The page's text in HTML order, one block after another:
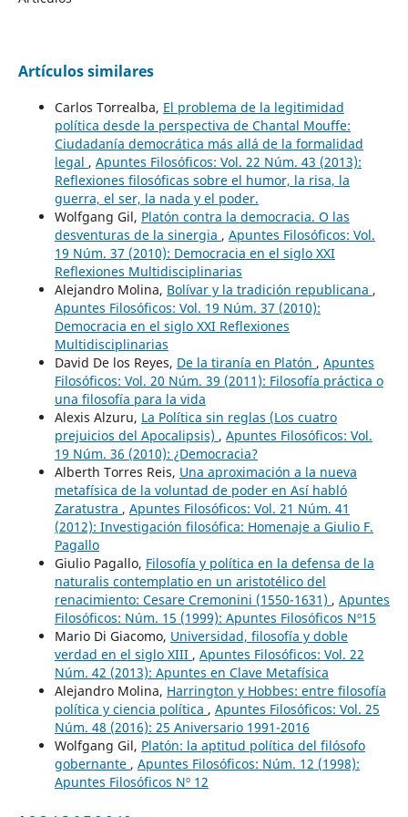
Artículos similares
Carlos Torrealba, El problema de la legitimidad
política desde la perspectiva de Chantal Mouffe:
Ciudadanía democrática más allá de la formalidad
legal , Apuntes Filosóficos: Vol. 22 Núm. 43 (2013):
Reflexiones filosóficas sobre el humor, la risa, la
guerra, el ser, la nada y el poder.
Wolfgang Gil, Platón contra la democracia. O las
desventuras de la sinergia , Apuntes Filosóficos: Vol.
19 Núm. 37 (2010): Democracia en el siglo XXI
Reflexiones Multidisciplinarias
Alejandro Molina, Bolívar y la tradición republicana ,
Apuntes Filosóficos: Vol. 19 Núm. 37 (2010):
Democracia en el siglo XXI Reflexiones
Multidisciplinarias
David De los Reyes, De la tiranía en Platón , Apuntes
Filosóficos: Vol. 20 Núm. 39 (2011): Filosofía práctica o
una filosofía para la vida
Alexis Alzuru, La Política sin reglas (Los cuatro
prejuicios del Apocalipsis) , Apuntes Filosóficos: Vol.
19 Núm. 36 (2010): ¿Democracia?
Alberth Torres Reis, Una aproximación a la nueva
metafísica de la voluntad de poder en Así habló
Zaratustra , Apuntes Filosóficos: Vol. 21 Núm. 41
(2012): Investigación filosófica: Homenaje a Giulio F.
Pagallo
Giulio Pagallo, Filosofía y política en la defensa de la
naturalis contemplatio en un aristotélico del
renacimiento: Cesare Cremonini (1550-1631) , Apuntes
Filosóficos: Núm. 15 (1999): Apuntes Filosóficos Nº15
Mario Di Giacomo, Universidad, filosofía y doble
verdad en el siglo XIII , Apuntes Filosóficos: Vol. 22
Núm. 42 (2013): Apuntes en Clave Metafísica
Alejandro Molina, Harrington y Hobbes: entre filosofía
política y ciencia política , Apuntes Filosóficos: Vol. 25
Núm. 48 (2016): 25 Aniversario 1991-2016
Wolfgang Gil, Platón: la aptitud política del filósofo
gobernante , Apuntes Filosóficos: Núm. 12 (1998):
Apuntes Filosóficos Nº 12